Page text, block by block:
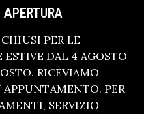
APERTURA
PER LE
ESTIVE DAL 4 AGOSTO
RICEVIAMO
APPUNTAMENTO. PER
SERVIZIO